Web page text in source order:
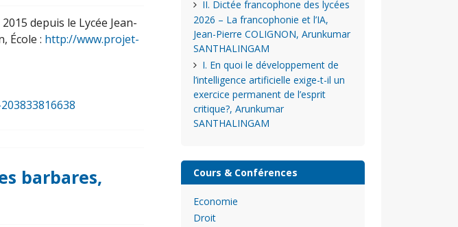
depuis le Lycée Jean-
École : http://www.projet-
barbares,
II. Dictée francophone des lycées
2026 – La francophonie et l’IA,
Jean-Pierre COLIGNON, Arunkumar
SANTHALINGAM
I. En quoi le développement de
l’intelligence artificielle exige-t-il un
exercice permanent de l’esprit
critique?, Arunkumar
SANTHALINGAM
Cours & Conférences
Economie
Droit